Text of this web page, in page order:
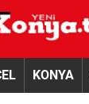
KONYA